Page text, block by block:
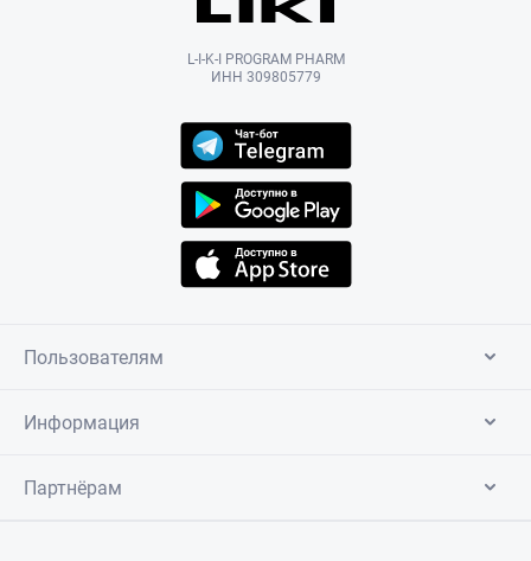
L-I-K-I PROGRAM PHARM
ИНН 309805779
Пользователям
Информация
Партнёрам